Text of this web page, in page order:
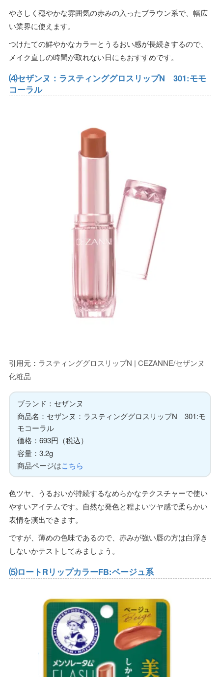
やさしく穏やかな雰囲気の赤みの入ったブラウン系で、幅広
い業界に使えます。
つけたての鮮やかなカラーとうるおい感が長続きするので、
メイク直しの時間が取れない日にもおすすめです。
⑷セザンヌ：ラスティンググロスリップN 301:モモ
コーラル
引用元： ラスティンググロスリップN | CEZANNE/セザンヌ
化粧品
ブランド：セザンヌ
商品名：セザンヌ：ラスティンググロスリップN 301:モ
モコーラル
価格：693円（税込）
容量：3.2g
商品ページはこちら
色ツヤ、うるおいが持続するなめらかなテクスチャーで使い
やすいアイテムです。自然な発色と程よいツヤ感で柔らかい
表情を演出できます。
ですが、薄めの色味であるので、赤みが強い唇の方は白浮き
しないかテストしてみましょう。
⑸ロートRリップカラーFB:ベージュ系